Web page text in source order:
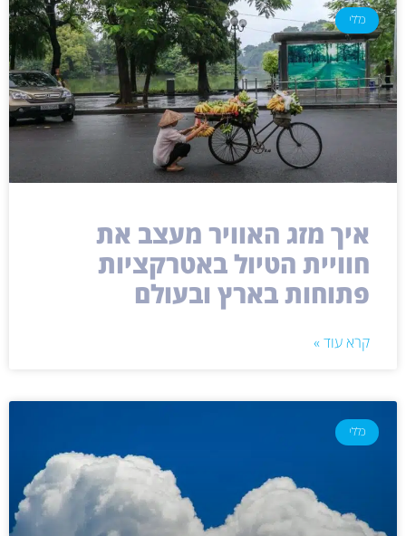
כללי
איך מזג האוויר מעצב את
חוויית הטיול באטרקציות
פתוחות בארץ ובעולם
קרא עוד »
כללי